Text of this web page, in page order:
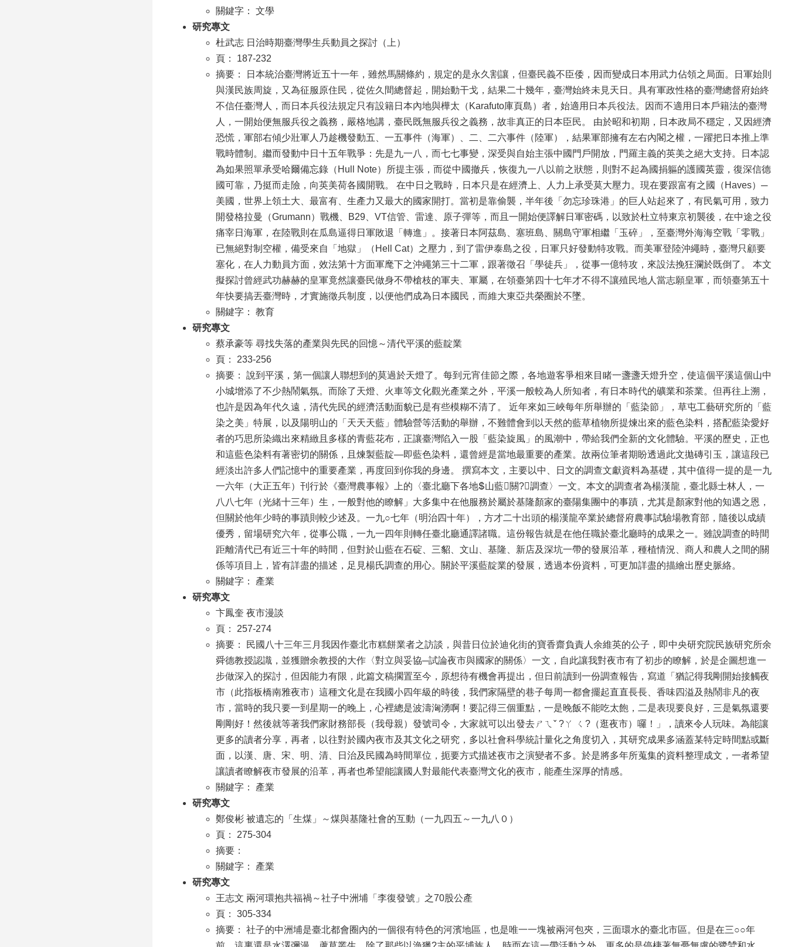
關鍵字： 文學
研究專文
杜武志 日治時期臺灣學生兵動員之探討（上）
頁： 187-232
摘要： 日本統治臺灣將近五十一年，雖然馬關條約，規定的是永久割讓，但臺民義不臣倭，因而變成日本用武力佔領之局面。日軍始則
與漢民族周旋，又為征服原住民，從佐久間總督起，開始動干戈，結果二十幾年，臺灣始終未見天日。具有軍政性格的臺灣總督府始終
不信任臺灣人，而日本兵役法規定只有設籍日本內地與樺太（Karafuto庫頁島）者，始適用日本兵役法。因而不適用日本戶籍法的臺灣
人，一開始便無服兵役之義務，嚴格地講，臺民既無服兵役之義務，故非真正的日本臣民。 由於昭和初期，日本政局不穩定，又因經濟
恐慌，軍部右傾少壯軍人乃趁機發動五、一五事件（海軍）、二、二六事件（陸軍），結果軍部擁有左右內閣之權，一躍把日本推上準
戰時體制。繼而發動中日十五年戰爭：先是九一八，而七七事變，深受與自始主張中國門戶開放，門羅主義的英美之絕大支持。日本認
為如果照單承受哈爾備忘錄（Hull Note）所提主張，而從中國撤兵，恢復九一八以前之狀態，則對不起為國捐軀的護國英靈，復深信德
國可靠，乃挺而走險，向英美荷各國開戰。 在中日之戰時，日本只是在經濟上、人力上承受莫大壓力。現在要跟富有之國（Haves）─
美國，世界上領土大、最富有、生產力又最大的國家開打。當初是靠偷襲，半年後「勿忘珍珠港」的巨人站起來了，有民氣可用，致力
開發格拉曼（Grumann）戰機、B29、VT信管、雷達、原子彈等，而且一開始便譯解日軍密碼，以致於杜立特東京初襲後，在中途之役
痛宰日海軍，在陸戰則在瓜島逼得日軍敗退「轉進」。接著日本阿茲島、塞班島、關島守軍相繼「玉碎」，至臺灣外海海空戰「零戰」
已無絕對制空權，備受來自「地獄」（Hell Cat）之壓力，到了雷伊泰島之役，日軍只好發動特攻戰。而美軍登陸沖繩時，臺灣只顧要
塞化，在人力動員方面，效法第十方面軍麾下之沖繩第三十二軍，跟著徵召「學徒兵」，從事一億特攻，來設法挽狂瀾於既倒了。 本文
擬探討曾經武功赫赫的皇軍竟然讓臺民做身不帶槍枝的軍夫、軍屬，在領臺第四十七年才不得不讓殖民地人當志願皇軍，而領臺第五十
年快要搞丟臺灣時，才實施徵兵制度，以便他們成為日本國民，而維大東亞共榮圈於不墜。
關鍵字： 教育
研究專文
蔡承豪等 尋找失落的產業與先民的回憶～清代平溪的藍靛業
頁： 233-256
摘要： 說到平溪，第一個讓人聯想到的莫過於天燈了。每到元宵佳節之際，各地遊客爭相來目睹一盞盞天燈升空，使這個平溪這個山中
小城增添了不少熱鬧氣氛。而除了天燈、火車等文化觀光產業之外，平溪一般較為人所知者，有日本時代的礦業和茶業。但再往上溯，
也許是因為年代久遠，清代先民的經濟活動面貌已是有些模糊不清了。 近年來如三峽每年所舉辦的「藍染節」，草屯工藝研究所的「藍
染之美」特展，以及陽明山的「天天天藍」體驗營等活動的舉辦，不難體會到以天然的藍草植物所提煉出來的藍色染料，搭配藍染愛好
者的巧思所染織出來精緻且多樣的青藍花布，正讓臺灣陷入一股「藍染旋風」的風潮中，帶給我們全新的文化體驗。平溪的歷史，正也
和這藍色染料有著密切的關係，且煉製藍靛—即藍色染料，還曾經是當地最重要的產業。故兩位筆者期盼透過此文拋磚引玉，讓這段已
經淡出許多人們記憶中的重要產業，再度回到你我的身邊。 撰寫本文，主要以中、日文的調查文獻資料為基礎，其中值得一提的是一九
一六年（大正五年）刊行於《臺灣農事報》上的〈臺北廳下各地山藍關?調查〉一文。本文的調查者為楊漢龍，臺北縣士林人，一
八八七年（光緒十三年）生，一般對他的瞭解」大多集中在他服務於屬於基隆顏家的臺陽集團中的事蹟，尤其是顏家對他的知遇之恩，
但關於他年少時的事蹟則較少述及。一九○七年（明治四十年），方才二十出頭的楊漢龍卒業於總督府農事試驗場教育部，隨後以成績
優秀，留場研究六年，從事公職，一九一四年則轉任臺北廳通譯諸職。這份報告就是在他任職於臺北廳時的成果之一。雖說調查的時間
距離清代已有近三十年的時間，但對於山藍在石碇、三貂、文山、基隆、新店及深坑一帶的發展沿革，種植情況、商人和農人之間的關
係等項目上，皆有詳盡的描述，足見楊氏調查的用心。關於平溪藍靛業的發展，透過本份資料，可更加詳盡的描繪出歷史脈絡。
關鍵字： 產業
研究專文
卞鳳奎 夜市漫談
頁： 257-274
摘要： 民國八十三年三月我因作臺北市糕餅業者之訪談，與昔日位於迪化街的寶香齋負責人余維英的公子，即中央研究院民族研究所余
舜德教授認識，並獲贈余教授的大作〈對立與妥協─試論夜市與國家的關係〉一文，自此讓我對夜市有了初步的瞭解，於是企圖想進一
步做深入的探討，但因能力有限，此篇文稿擱置至今，原想待有機會再提出，但日前讀到一份調查報告，寫道「猶記得我剛開始接觸夜
市（此指板橋南雅夜市）這種文化是在我國小四年級的時後，我們家隔壁的巷子每周一都會擺起直直長長、香味四溢及熱鬧非凡的夜
市，當時的我只要一到星期一的晚上，心裡總是波濤洶湧啊！要記得三個重點，一是晚飯不能吃太飽，二是表現要良好，三是氣氛還要
剛剛好！然後就等著我們家財務部長（我母親）發號司令，大家就可以出發去ㄕㄟˇ ?ㄚ ㄑ?（逛夜市）囉！」，讀來令人玩味。為能讓
更多的讀者分享，再者，以往對於國內夜市及其文化之研究，多以社會科學統計量化之角度切入，其研究成果多涵蓋某特定時間點或斷
面，以漢、唐、宋、明、清、日治及民國為時間單位，扼要方式描述夜市之演變者不多。於是將多年所蒐集的資料整理成文，一者希望
讓讀者瞭解夜市發展的沿革，再者也希望能讓國人對最能代表臺灣文化的夜市，能產生深厚的情感。
關鍵字： 產業
研究專文
鄭俊彬 被遺忘的「生煤」～煤與基隆社會的互動（一九四五～一九八０）
頁： 275-304
摘要：
關鍵字： 產業
研究專文
王志文 兩河環抱共福禍～社子中洲埔「李復發號」之70股公產
頁： 305-334
摘要： 社子的中洲埔是臺北都會圈內的一個很有特色的河濱地區，也是唯一一塊被兩河包夾，三面環水的臺北市區。但是在三○○年